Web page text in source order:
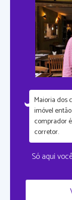
Maioria dos
imóvel
comprador
corretor.
Só aqui